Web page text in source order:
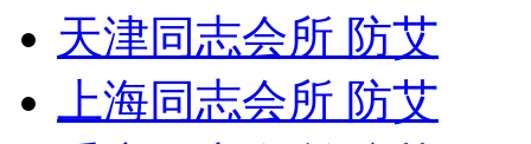
天津同志会所 防艾
上海同志会所 防艾